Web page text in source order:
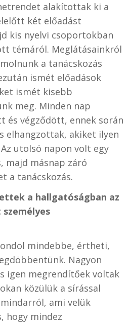
alakítottak ki a
két előadást
kis nyelvi csoportokban
témáról. Meglátásainkról
a tanácskozás
ismét előadások
ismét kisebb
meg. Minden nap
és végződött, ennek során
elhangzottak, akiket ilyen
utolsó napon volt egy
majd másnap záró
a tanácskozás.
a hallgatóságban az
mindebbe, értheti,
Nagyon
igen megrendítőek voltak
közülük a sírással
ami velük
hogy mindez